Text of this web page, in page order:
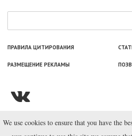
ПРАВИЛА ЦИТИРОВАНИЯ
РАЗМЕЩЕНИЕ РЕКЛАМЫ
© ООО «Лаборатория
We use cookies to ensure that you have the